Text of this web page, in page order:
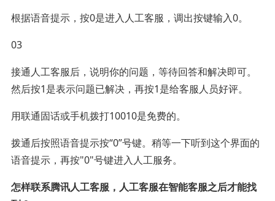
根据语音提示，按0是进入人工客服，调出按键输入0。
03
接通人工客服后，说明你的问题，等待回答和解决即可。
然后按1是表示问题已解决，再按1是给客服人员好评。
用联通固话或手机拨打10010是免费的。
拨通后按照语音提示按“0”号键。稍等一下听到这个界面的
语音提示，再按"0"号键进入人工服务。
怎样联系腾讯人工客服，人工客服在智能客服之后才能找